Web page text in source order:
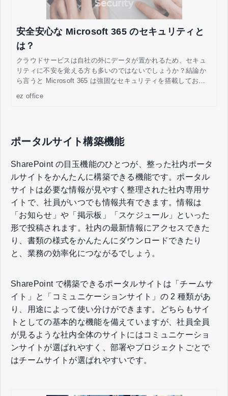
安全安心な Microsoft 365 のセキュリティと
は？
クラウドサービスは自社の外にデータが置かれるため、セキュ
リティに不安を覚える方も多いのではないでしょうか？結論か
ら言うと Microsoft 365 は強固なセキュリティを搭載してお
ez office
ポータルサイト構築機能
SharePoint の目玉機能のひとつが、整った社内ポータ
ルサイトをかんたんに構築できる機能です。ポータル
サイトは必要な情報が見やすく整理された社内専用サ
イトで、社員がいつでも情報共有できます。情報は
「お知らせ」や「掲示板」「スケジュール」といった
形で投稿されます。社内の最新情報にアクセスできた
り、書類の様式をかんたんにダウンロードできたり
と、業務の効率化につながるでしょう。
SharePoint で構築できるポータルサイトは「チームサ
イト」と「コミュニケーションサイト」の 2 種類があ
り、用途によって使い分けができます。どちらもサイ
トとしての基本的な機能を備えていますが、社員全員
が見るような社内全体のサイトにはコミュニケーショ
ンサイトが選ばれやすく、部署やプロジェクトごとで
はチームサイトが選ばれやすいです。